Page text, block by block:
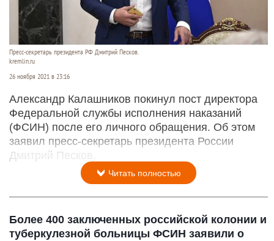
Пресс-секретарь президента РФ Дмитрий Песков.
kremlin.ru
26 ноября 2021 в 23:16
Александр Калашников покинул пост директора
Федеральной службы исполнения наказаний
(ФСИН) после его личного обращения. Об этом
заявил пресс-секретарь президента России
Дмитрий Песков.
Читать полностью
Более 400 заключенных российской колонии и
туберкулезной больницы ФСИН заявили о